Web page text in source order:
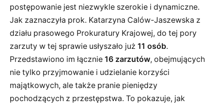
postępowanie jest niezwykle szerokie i dynamiczne.
Jak zaznaczyła prok. Katarzyna Calów-Jaszewska z
działu prasowego Prokuratury Krajowej, do tej pory
zarzuty w tej sprawie usłyszało już 11 osób.
Przedstawiono im łącznie 16 zarzutów, obejmujących
nie tylko przyjmowanie i udzielanie korzyści
majątkowych, ale także pranie pieniędzy
pochodzących z przestępstwa. To pokazuje, jak